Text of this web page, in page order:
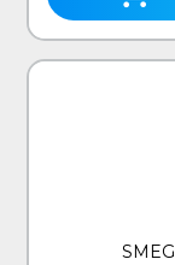
SMEG